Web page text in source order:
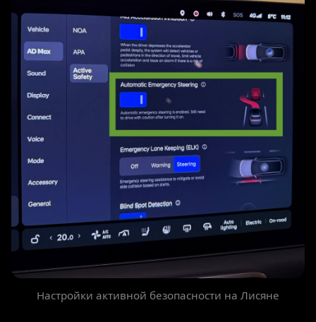
Настройки активной безопасности на Лисяне